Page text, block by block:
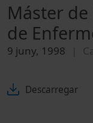
Máster de
de
9 juny, 1998
Descarregar